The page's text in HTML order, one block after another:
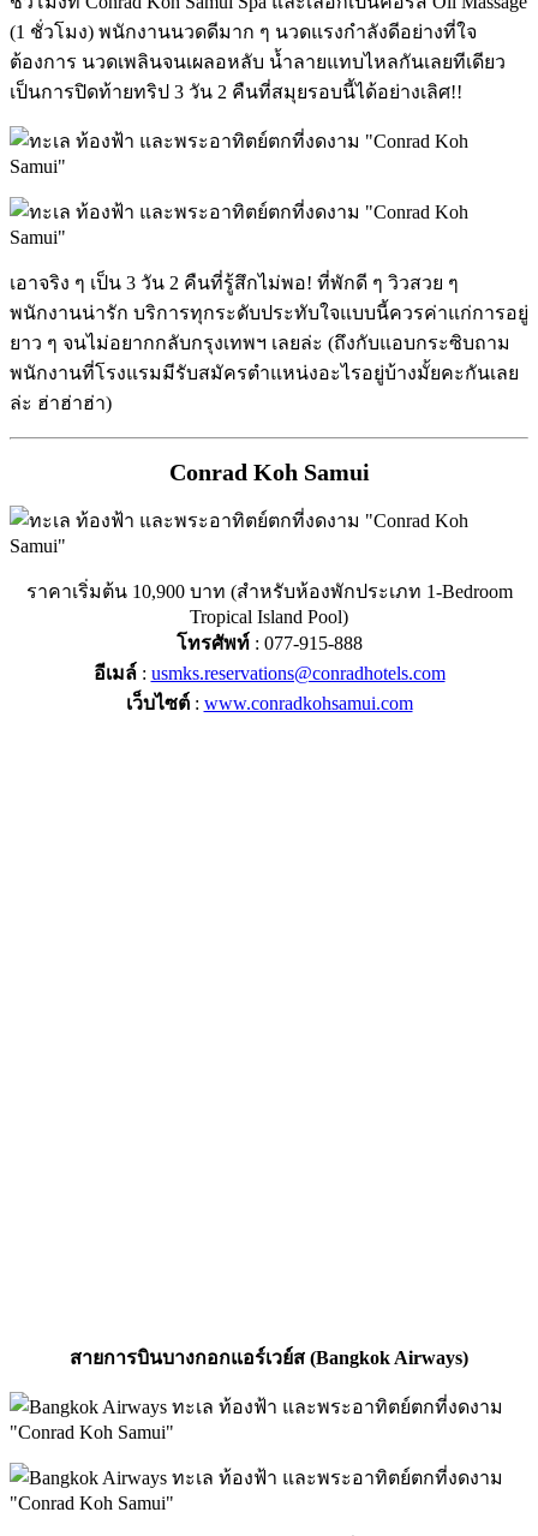
(1 ชั่วโมง) พนักงานนวดดีมาก ๆ นวดแรงกำลังดีอย่างที่ใจ
ต้องการ นวดเพลินจนเผลอหลับ น้ำลายแทบไหลกันเลยทีเดียว
เป็นการปิดท้ายทริป 3 วัน 2 คืนที่สมุยรอบนี้ได้อย่างเลิศ!!
เอาจริง ๆ เป็น 3 วัน 2 คืนที่รู้สึกไม่พอ! ที่พักดี ๆ วิวสวย ๆ
พนักงานน่ารัก บริการทุกระดับประทับใจแบบนี้ควรค่าแก่การอยู่
ยาว ๆ จนไม่อยากกลับกรุงเทพฯ เลยล่ะ (ถึงกับแอบกระซิบถาม
พนักงานที่โรงแรมมีรับสมัครตำแหน่งอะไรอยู่บ้างมั้ยคะกันเลย
ล่ะ ฮ่าฮ่าฮ่า)
Conrad Koh Samui
ราคาเริ่มต้น 10,900 บาท (สำหรับห้องพักประเภท 1-Bedroom
Tropical Island Pool)
โทรศัพท์: 077-915-888
อีเมล์: usmks.reservations@conradhotels.com
เว็บไซต์: www.conradkohsamui.com
สายการบินบางกอกแอร์เวย์ส (Bangkok Airways)